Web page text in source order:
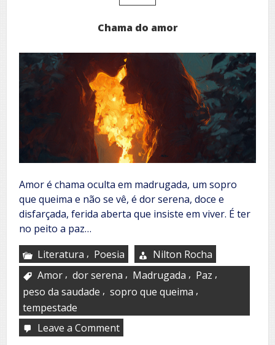
Chama do amor
Amor é chama oculta em madrugada, um sopro
que queima e não se vê, é dor serena, doce e
disfarçada, ferida aberta que insiste em viver. É ter
no peito a paz…
Literatura , Poesia
Nilton Rocha
Amor , dor serena , Madrugada , Paz ,
peso da saudade , sopro que queima ,
tempestade
Leave a Commenton